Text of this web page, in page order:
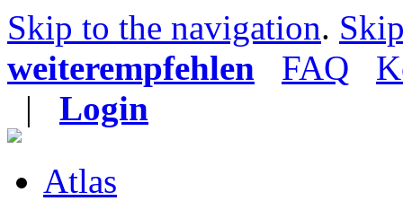
Skip to the navigation.
weiterempfehlen
FAQ
| Login
Atlas